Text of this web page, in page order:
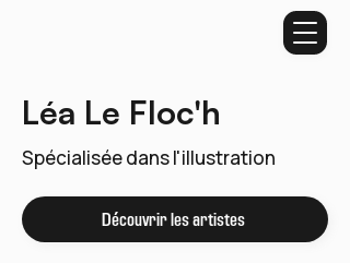
Léa Le Floc'h
Spécialisée dans l'illustration
Découvrir les artistes